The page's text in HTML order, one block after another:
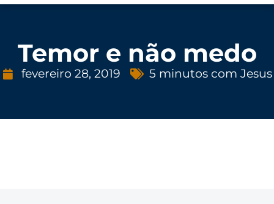
Temor e não medo
fevereiro 28, 2019 5 minutos com Jesus